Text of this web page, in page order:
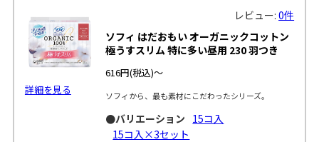
詳細を見る
レビュー:0件
ソフィ はだおもい オーガニックコットン
極うすスリム 特に多い昼用 230 羽つき
616円(税込)～
ソフィから、最も素材にこだわったシリーズ。
●バリエーション 15コ入
15コ入×3セット